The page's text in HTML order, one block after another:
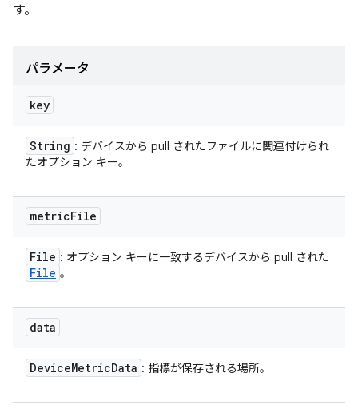
す。
パラメータ
key
String : デバイスから pull されたファイルに関連付けられ
たオプション キー。
metricFile
File : オプション キーに一致するデバイスから pull された
File 。
data
DeviceMetricData : 指標が保存される場所。